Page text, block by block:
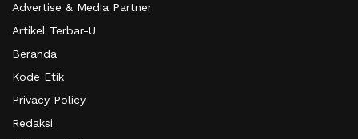
Advertise & Media Partner
Artikel Terbar-U
Beranda
Kode Etik
Privacy Policy
Redaksi